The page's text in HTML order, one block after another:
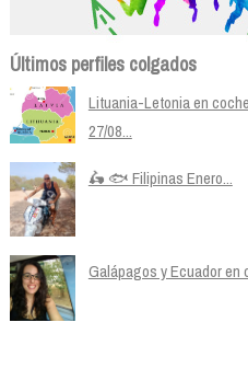
Últimos perfiles colgados
Lituania-Letonia en
27/08...
🛵 🐟 Filipinas Enero...
Galápagos y Ecuador en